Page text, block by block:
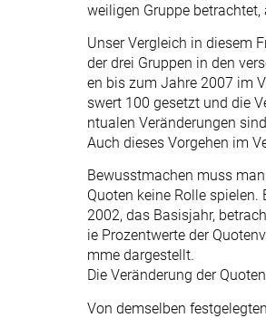
weiligen Gruppe
Unser Vergleich in diesem
der drei Gruppen in den
en bis zum Jahre 2007 im
swert 100 gesetzt und die
ntualen Veränderungen
Auch dieses Vorgehen im
Bewusstmachen muss
Quoten keine Rolle
2002, das Basisjahr,
ie Prozentwerte der
mme dargestellt.
Die Veränderung der
Von demselben